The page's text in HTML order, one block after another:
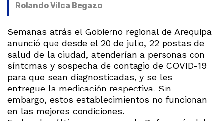
Rolando Vilca Begazo
Semanas atrás el Gobierno regional de Arequipa
anunció que desde el 20 de julio, 22 postas de
salud de la ciudad, atenderían a personas con
síntomas y sospecha de contagio de COVID-19
para que sean diagnosticadas, y se les
entregue la medicación respectiva. Sin
embargo, estos establecimientos no funcionan
en las mejores condiciones.